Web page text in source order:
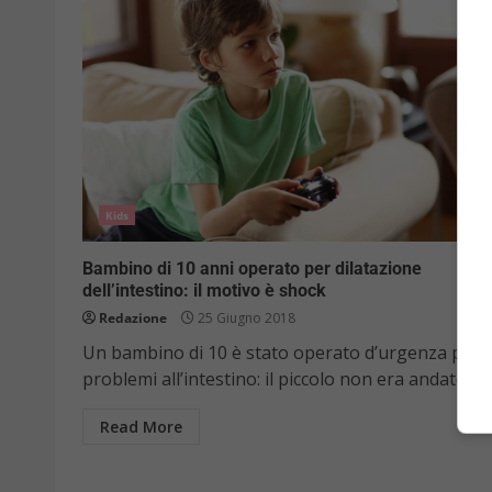
Kids
Bambino di 10 anni operato per dilatazione
dell’intestino: il motivo è shock
Redazione 25 Giugno 2018
Un bambino di 10 è stato operato d’urgenza per
problemi all’intestino: il piccolo non era andato in...
Read More